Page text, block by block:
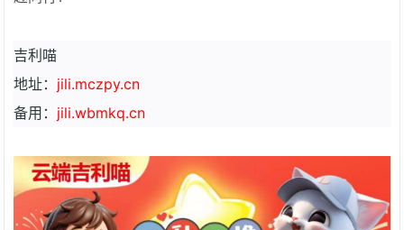
吉利喵
地址： jili.mczpy.cn
备用： jili.wbmkq.cn